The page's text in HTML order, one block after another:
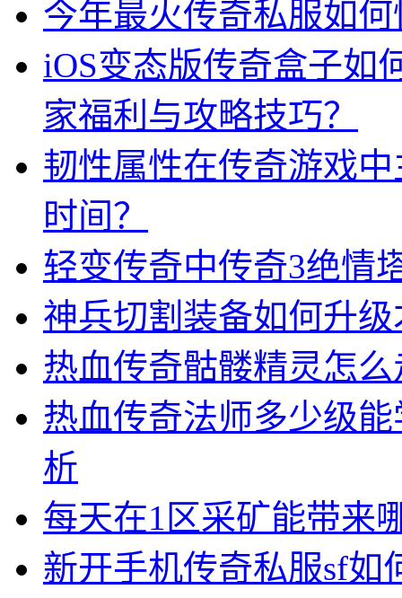
今年最火传奇私服如
iOS变态版传奇盒子如
家福利与攻略技巧？
韧性属性在传奇游戏
时间？
轻变传奇中传奇3绝情
神兵切割装备如何升
热血传奇骷髅精灵怎
热血传奇法师多少级
析
每天在1区采矿能带来
新开手机传奇私服sf如